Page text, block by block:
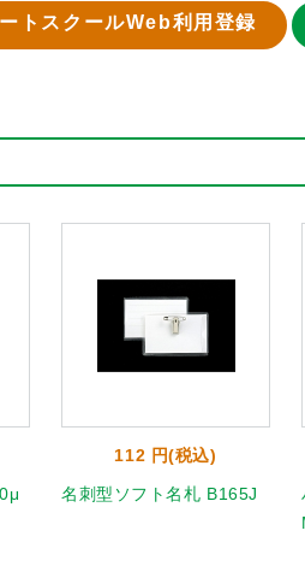
トスクールWeb利用登録
112 円(税込)
名刺型ソフト名札 B165J